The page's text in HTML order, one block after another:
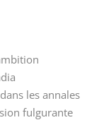
les annales
fulgurante